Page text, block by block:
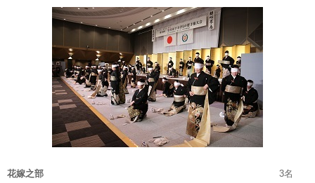
花嫁之部 3名